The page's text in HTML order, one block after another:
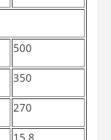
500
350
270
15,8